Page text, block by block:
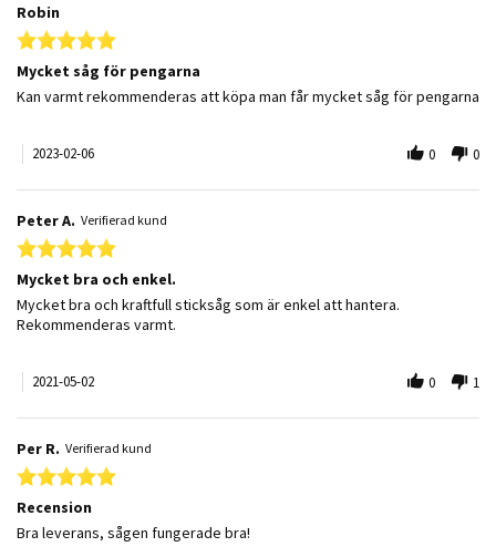
Robin
5.0 star rating
Mycket såg för pengarna
Review by Robin on 6 Feb 2023
review stating Mycket såg för pengarna
Kan varmt rekommenderas att köpa man får mycket såg för pengarna
2023-02-06 0 0
Peter A. Verifierad kund
5.0 star rating
Mycket bra och enkel.
Review by Peter A. on 2 May 2021
review stating Mycket bra och enkel.
Mycket bra och kraftfull sticksåg som är enkel att hantera.
Rekommenderas varmt.
2021-05-02 0 1
Per R. Verifierad kund
5.0 star rating
Recension
Review by Per R. on 22 Mar 2021
review stating Recension
Bra leverans, sågen fungerade bra!